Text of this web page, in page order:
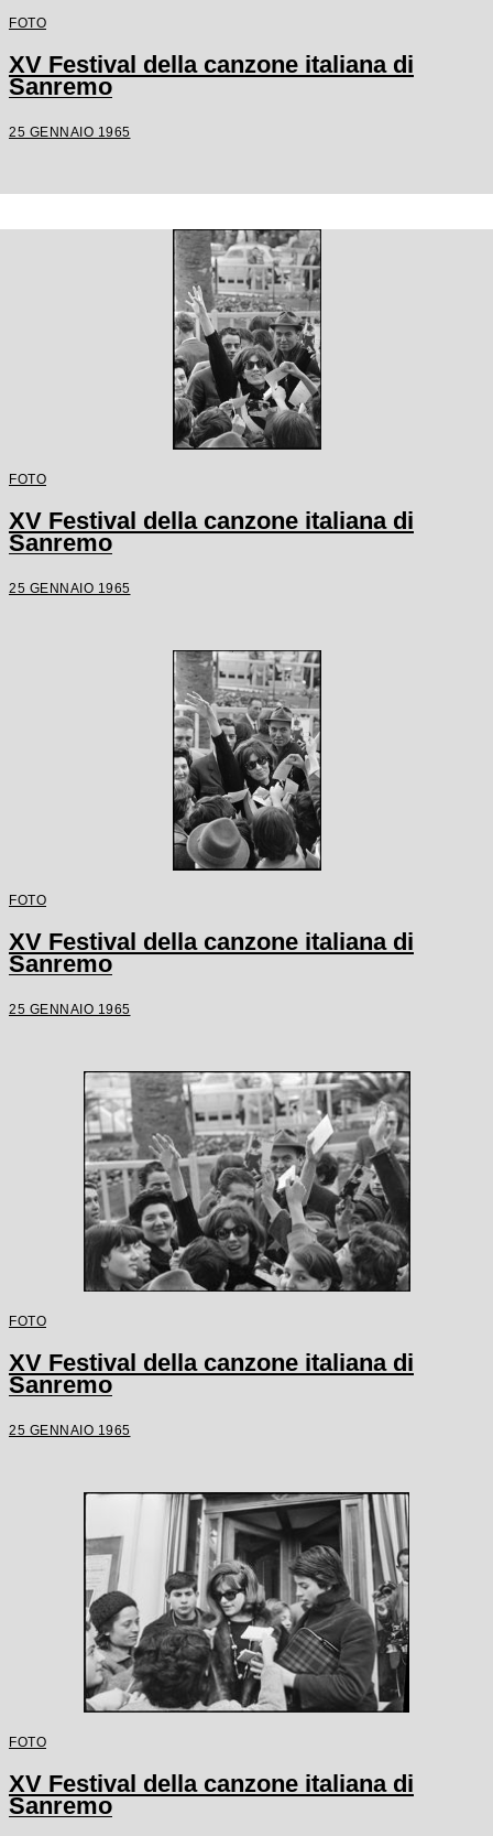
FOTO
XV Festival della canzone italiana di
Sanremo
25 GENNAIO 1965
FOTO
XV Festival della canzone italiana di
Sanremo
25 GENNAIO 1965
FOTO
XV Festival della canzone italiana di
Sanremo
25 GENNAIO 1965
FOTO
XV Festival della canzone italiana di
Sanremo
25 GENNAIO 1965
FOTO
XV Festival della canzone italiana di
Sanremo